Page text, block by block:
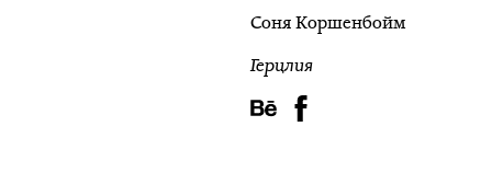
Соня Коршенбойм
Герцлия